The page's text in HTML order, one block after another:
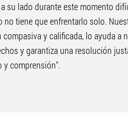
su lado durante este momento
no tiene que enfrentarlo solo.
y calificada, lo ayuda a
y garantiza una resolución
y comprensión".